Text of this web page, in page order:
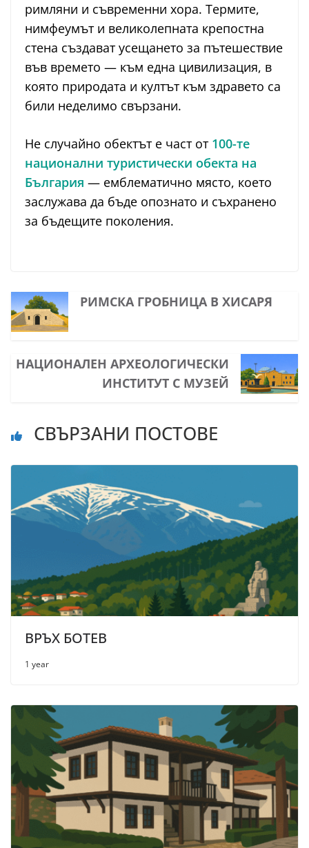
римляни и съвременни хора. Термите,
нимфеумът и великолепната крепостна
стена създават усещането за пътешествие
във времето — към една цивилизация, в
която природата и култът към здравето са
били неделимо свързани.
Не случайно обектът е част от 100-те
национални туристически обекта на
България — емблематично място, което
заслужава да бъде опознато и съхранено
за бъдещите поколения.
РИМСКА ГРОБНИЦА В ХИСАРЯ
НАЦИОНАЛЕН АРХЕОЛОГИЧЕСКИ
ИНСТИТУТ С МУЗЕЙ
СВЪРЗАНИ ПОСТОВЕ
ВРЪХ БОТЕВ
1 year